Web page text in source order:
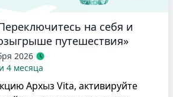
на себя и
путешествия»
2026
4 месяца
Архыз Vita, активируйте